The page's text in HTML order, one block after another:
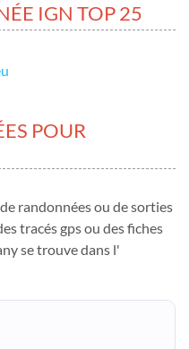
IGN TOP 25
POUR
randonnées ou de sorties
tracés gps ou des fiches
se trouve dans l'